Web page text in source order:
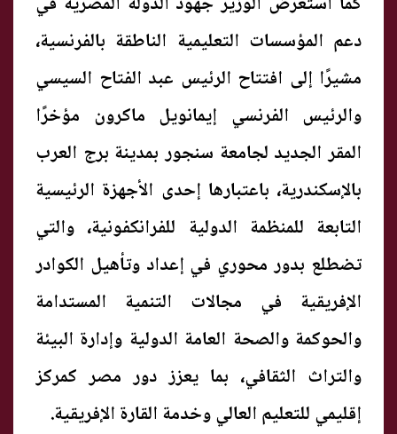
دعم المؤسسات التعليمية الناطقة بالفرنسية،
مشيرًا إلى افتتاح الرئيس عبد الفتاح السيسي
والرئيس الفرنسي إيمانويل ماكرون مؤخرًا
المقر الجديد لجامعة سنجور بمدينة برج العرب
بالإسكندرية، باعتبارها إحدى الأجهزة الرئيسية
التابعة للمنظمة الدولية للفرانكفونية، والتي
تضطلع بدور محوري في إعداد وتأهيل الكوادر
الإفريقية في مجالات التنمية المستدامة
والحوكمة والصحة العامة الدولية وإدارة البيئة
والتراث الثقافي، بما يعزز دور مصر كمركز
إقليمي للتعليم العالي وخدمة القارة الإفريقية.